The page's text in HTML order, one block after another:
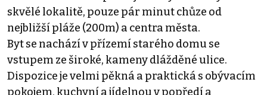
skvělé lokalitě, pouze pár minut chůze od
nejbližší pláže (200m) a centra města.
Byt se nachází v přízemí starého domu se
vstupem ze široké, kameny dlážděné ulice.
Dispozice je velmi pěkná a praktická s obývacím
pokojem, kuchyní a jídelnou v popředí a